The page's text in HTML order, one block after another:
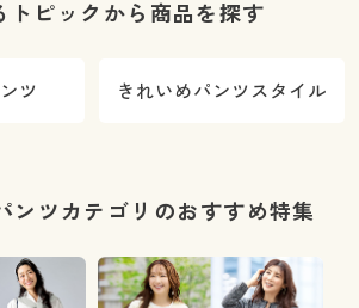
トピックから商品を探す
ツ きれいめパンツスタイル
ンツカテゴリのおすすめ特集